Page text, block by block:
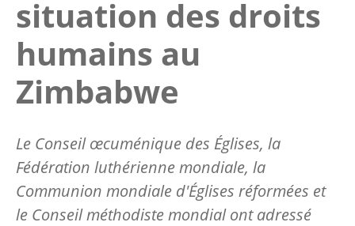
situation des droits
humains au
Zimbabwe
Le Conseil œcuménique des Églises, la
Fédération luthérienne mondiale, la
Communion mondiale d'Églises réformées et
le Conseil méthodiste mondial ont adressé